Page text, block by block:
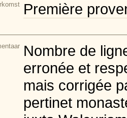
Première
Nombre de
erronée et
mais corrigée
pertinet